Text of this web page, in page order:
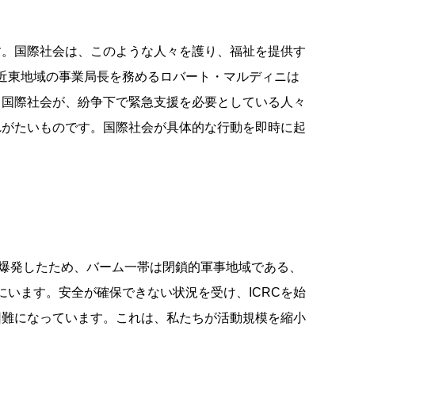
国際社会は、このような人々を護り、福祉を提供す
地域の事業局長を務めるロバート・マルディニは
際社会が、紛争下で緊急支援を必要としている人々
たいものです。国際社会が具体的な行動を即時に起
したため、バーム一帯は閉鎖的軍事地域である、
ます。安全が確保できない状況を受け、ICRCを始
になっています。これは、私たちが活動規模を縮小